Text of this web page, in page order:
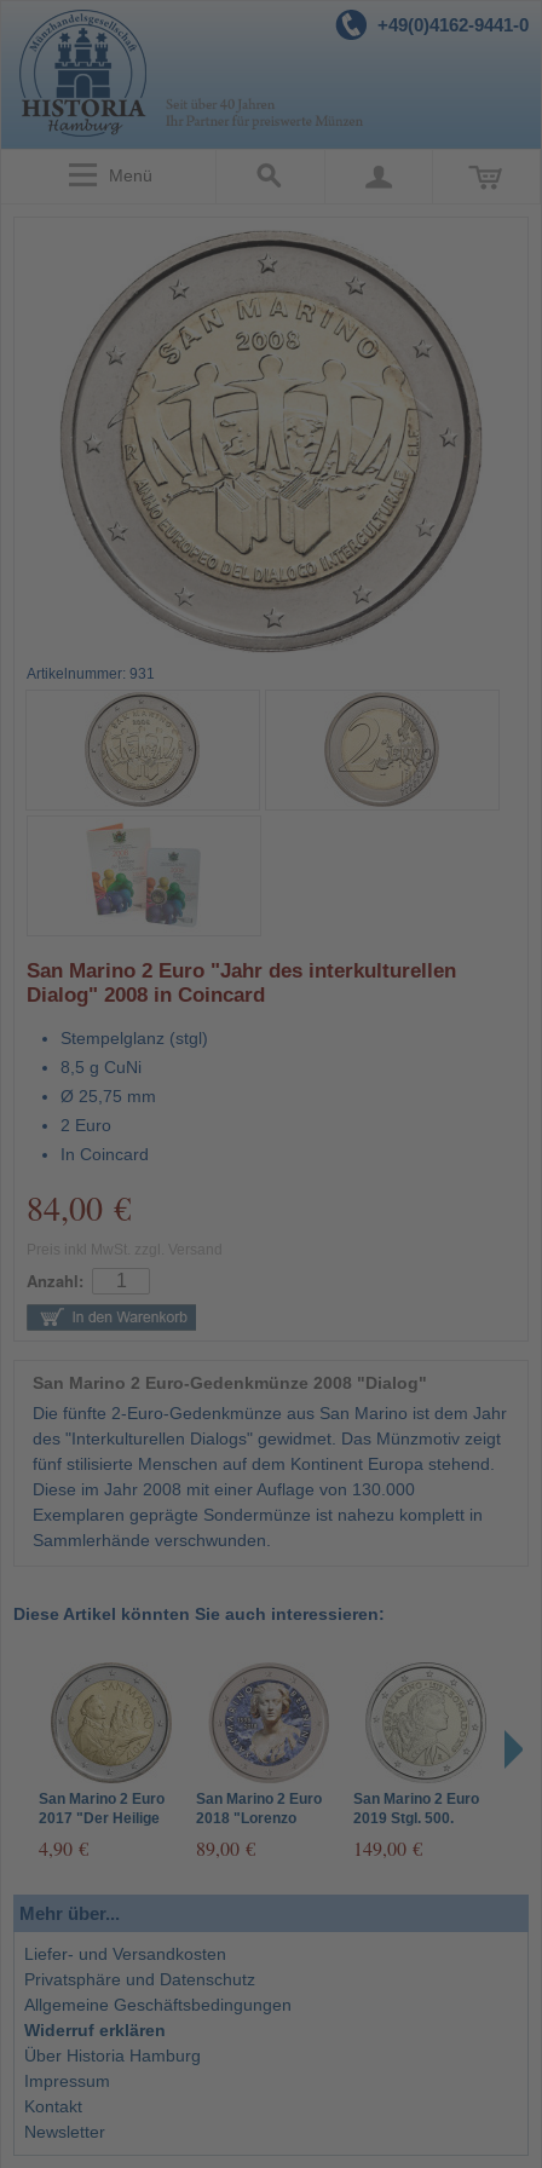
+49(0)4162-9441-0
Menü
Artikelnummer: 931
San Marino 2 Euro "Jahr des interkulturellen
Dialog" 2008 in Coincard
Stempelglanz (stgl)
8,5 g CuNi
Ø 25,75 mm
2 Euro
In Coincard
84,00 €
Anzahl:
San Marino 2 Euro-Gedenkmünze 2008 "Dialog"
Die fünfte 2-Euro-Gedenkmünze aus San Marino ist dem Jahr
des "Interkulturellen Dialogs" gewidmet. Das Münzmotiv zeigt
fünf stilisierte Menschen auf dem Kontinent Europa stehend.
Diese im Jahr 2008 mit einer Auflage von 130.000
Exemplaren geprägte Sondermünze ist nahezu komplett in
Sammlerhände verschwunden.
Diese Artikel könnten Sie auch interessieren:
San Marino 2 Euro
2017 "Der Heilige
Motiv
4,90 €
San Marino 2 Euro
2018 "Lorenzo
89,00 €
San Marino 2 Euro
2019 Stgl. 500.
Leonardo da Vinci
149,00 €
Mehr über...
Liefer- und Versandkosten
Privatsphäre und Datenschutz
Allgemeine Geschäftsbedingungen
Widerruf erklären
Über Historia Hamburg
Impressum
Kontakt
Newsletter